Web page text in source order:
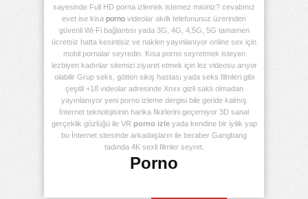
sayesinde Full HD porna izlemek istemez misiniz? cevabınız
evet ise kisa porno videolar akıllı telefonunuz üzerinden
güvenli Wi-Fi bağlantısı yada 3G, 4G, 4,5G, 5G tamamen
ücretsiz hatta kesintisiz ve naklen yayınlanıyor online sex için
mobil pornalar seyredin. Kısa porno seyretmek isteyen
lezbiyen kadınlar sitemizi ziyaret etmek için lez videosu arıyor
olabilir Grup seks, götten sikiş hastası yada seks filmleri gibi
çeşitli +18 videolar adresinde Xnxx gizli saklı olmadan
yayınlanıyor yeni porno izleme dergisi bile geride kalmış
İnternet teknolojisinin harika fikirlerini geçemiyor 3D sanal
gerçeklik gözlüğü ile VR porno izleyada kendine bir iyilik yap
bu İnternet sitesinde arkadaşların ile beraber Gangbang
tadında 4K sexli filmler seyret.
Porno